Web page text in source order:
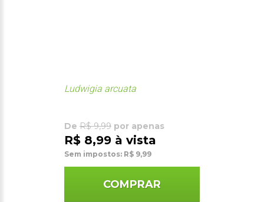
Ludwigia arcuata
De R$ 9,99 por apenas
R$ 8,99 à vista
Sem impostos: R$ 9,99
COMPRAR